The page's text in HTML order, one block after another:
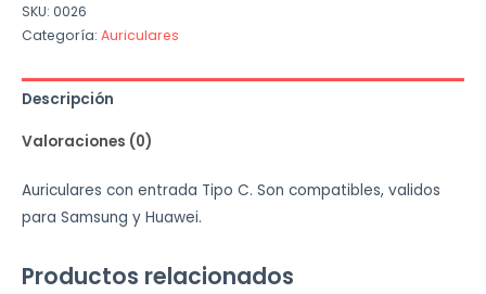
SKU: 0026
Categoría: Auriculares
Descripción
Valoraciones (0)
Auriculares con entrada Tipo C. Son compatibles, validos
para Samsung y Huawei.
Productos relacionados